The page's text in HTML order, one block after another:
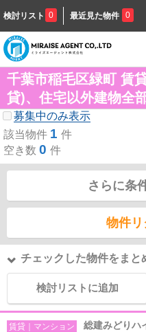
検討リスト 0 最近見た物件 0
千葉市稲毛区緑町 賃
貸)、住宅以外建物全
募集中のみ表示
該当物件 1 件
空き数 0 件
さらに条
物件リ
チェックした物件をまと
検討リストに追加
賃貸｜マンション 総建みどりハ